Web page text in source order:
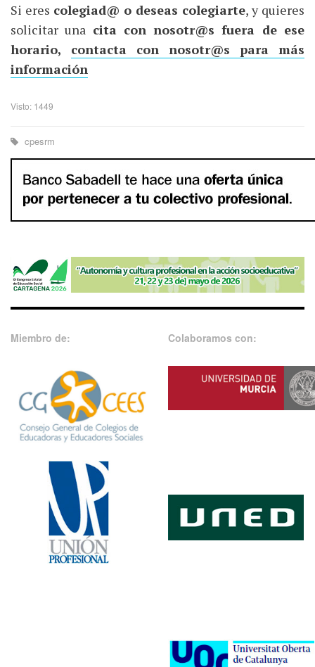
Si eres colegiad@ o deseas colegiarte, y quieres
solicitar una cita con nosotr@s fuera de ese
horario, contacta con nosotr@s para más
información
Visto: 1449
cpesrm
Miembro de: Colaboramos con: